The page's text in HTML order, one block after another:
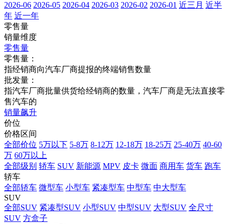
2026-06 2026-05 2026-04 2026-03 2026-02 2026-01 近三月 近半
年 近一年
零售量
销量维度
零售量
零售量：
指经销商向汽车厂商提报的终端销售数量
批发量：
指汽车厂商批量供货给经销商的数量，汽车厂商是无法直接零
售汽车的
销量飙升
价位
价格区间
全部价位 5万以下 5-8万 8-12万 12-18万 18-25万 25-40万 40-60
万 60万以上
全部级别 轿车 SUV 新能源 MPV 皮卡 微面 商用车 货车 跑车
轿车
全部轿车 微型车 小型车 紧凑型车 中型车 中大型车
SUV
全部SUV 紧凑型SUV 小型SUV 中型SUV 大型SUV 全尺寸
SUV 方盒子